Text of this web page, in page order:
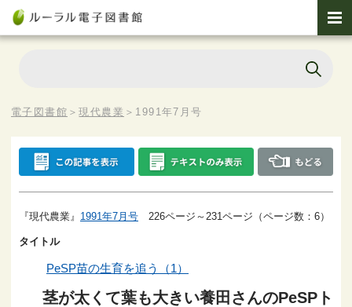
電子図書館 ＞現代農業 ＞ 1991年7月号
『現代農業』 1991年7月号 226ページ～231ページ（ページ数：6）
タイトル
PeSP苗の生育を追う（1）
茎が太くて葉も大きい養田さんのPeSPト